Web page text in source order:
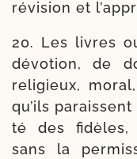
révi­sion et
20. Les livres
dévo­tion, de
reli­gieux,
qu’ils
té des
sans la